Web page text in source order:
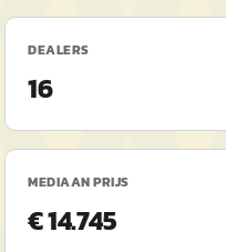
DEALERS
16
MEDIAAN PRIJS
€ 14.745